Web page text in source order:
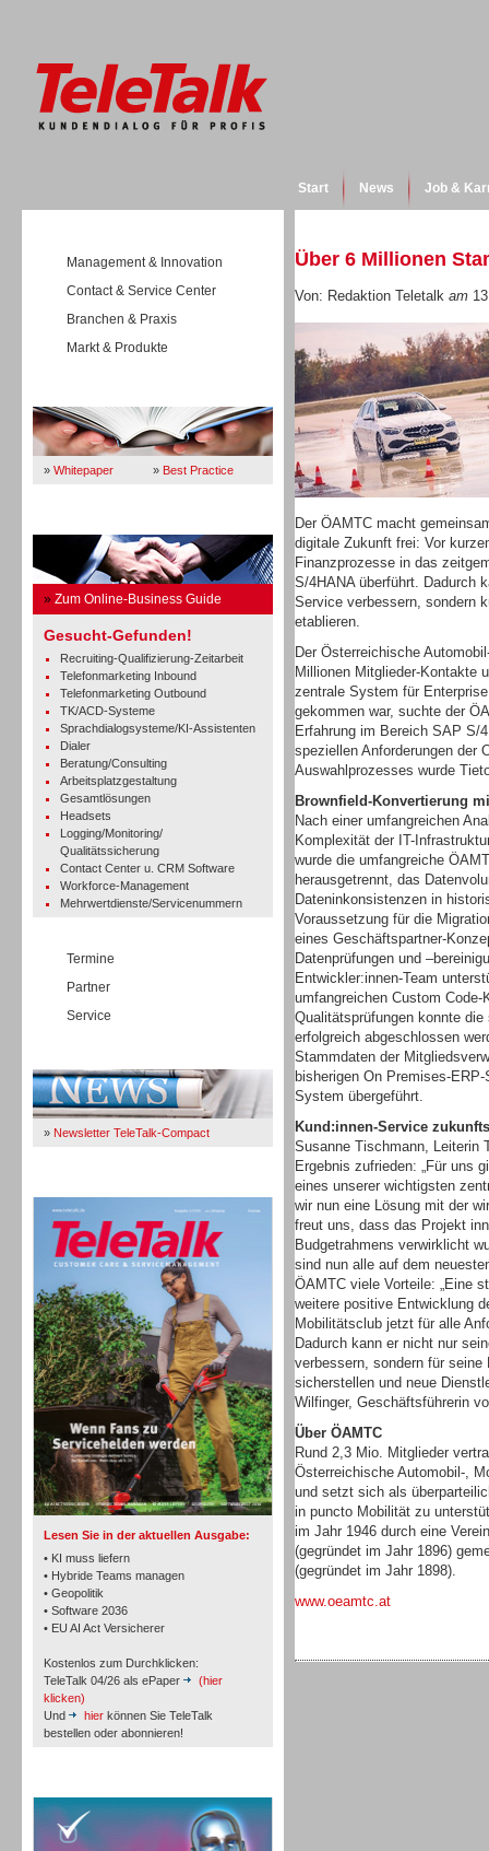
Start News Job &
Management & Innovation
Contact & Service Center
Branchen & Praxis
Markt & Produkte
» Whitepaper » Best Practice
» Zum Online-Business Guide
Gesucht-Gefunden!
Recruiting-Qualifizierung-Zeitarbeit
Telefonmarketing Inbound
Telefonmarketing Outbound
TK/ACD-Systeme
Sprachdialogsysteme/KI-Assistenten
Dialer
Beratung/Consulting
Arbeitsplatzgestaltung
Gesamtlösungen
Headsets
Logging/Monitoring/
Qualitätssicherung
Contact Center u. CRM Software
Workforce-Management
Mehrwertdienste/Servicenummern
Termine
Partner
Service
» Newsletter TeleTalk-Compact
Lesen Sie in der aktuellen Ausgabe:
• KI muss liefern
• Hybride Teams managen
• Geopolitik
• Software 2036
• EU AI Act Versicherer
Kostenlos zum Durchklicken:
TeleTalk 04/26 als ePaper
(hier
klicken)
Und
hier können Sie TeleTalk
bestellen oder abonnieren!
TK- und ACD-Systeme
Workforce-Management
Über 6 Millionen
Von: Redaktion Teletalk am
Der ÖAMTC macht
digitale Zukunft frei: Vor
Finanzprozesse in das
S/4HANA überführt. Dadurch
Service verbessern, sondern
etablieren.
Der Österreichische
Millionen Mitglieder-Kontakte
zentrale System für
gekommen war, suchte der
Erfahrung im Bereich SAP S/
speziellen Anforderungen der
Auswahlprozesses wurde
Brownfield-Konvertierung
Nach einer umfangreichen
Komplexität der IT-
wurde die umfangreiche
herausgetrennt, das
Dateninkonsistenzen in
Voraussetzung für die
eines Geschäftspartner-
Datenprüfungen und
Entwickler:innen-Team
umfangreichen Custom
Qualitätsprüfungen konnte die
erfolgreich abgeschlossen
Stammdaten der
bisherigen On Premises-
System übergeführt.
Kund:innen-Service
Susanne Tischmann, Leiterin
Ergebnis zufrieden: „Für uns
eines unserer wichtigsten
wir nun eine Lösung mit der
freut uns, dass das Projekt
Budgetrahmens verwirklicht
sind nun alle auf dem
ÖAMTC viele Vorteile: „Eine
weitere positive Entwicklung
Mobilitätsclub jetzt für alle
Dadurch kann er nicht nur
verbessern, sondern für
sicherstellen und neue
Wilfinger, Geschäftsführerin
Über ÖAMTC
Rund 2,3 Mio. Mitglieder
Österreichische Automobil-,
und setzt sich als
in puncto Mobilität zu
im Jahr 1946 durch eine
(gegründet im Jahr 1896)
(gegründet im Jahr 1898).
www.oeamtc.at